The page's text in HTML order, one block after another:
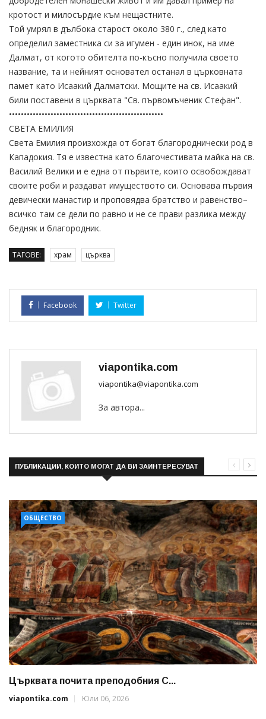
кротост и милосърдие към нещастните.
Той умрял в дълбока старост около 380 г., след като
определил заместника си за игумен - един инок, на име
Далмат, от когото обителта по-късно получила своето
название, та и нейният основател останал в църковната
памет като Исаакий Далматски. Мощите на св. Исаакий
били поставени в църквата "Св. първомъченик Стефан".
••••••••••••••••••••••••••••••••••••••••••••••••••••
СВЕТА ЕМИЛИЯ
Света Емилия произхожда от богат благороднически род в
Кападокия. Тя е известна като благочестивата майка на св.
Василий Велики и е една от първите, които освобождават
своите роби и раздават имуществото си. Основава първия
девически манастир и проповядва братство и равенство–
всичко там се дели по равно и не се прави разлика между
бедняк и благородник.
ТАГОВЕ: храм църква
Facebook Twitter
viapontika.com
viapontika@viapontika.com
За автора...
ПУБЛИКАЦИИ, КОИТО МОГАТ ДА ВИ ЗАИНТЕРЕСУВАТ
ОБЩЕСТВО
Църквата почита преподобния С...
viapontika.com
Юли 06, 2026